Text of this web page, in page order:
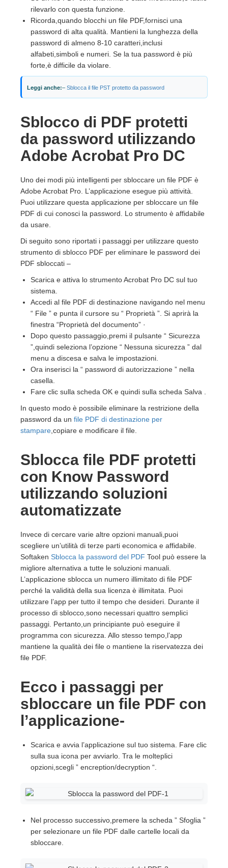
rilevarlo con questa funzione.
Ricorda,quando blocchi un file PDF,fornisci una
password di alta qualità. Mantieni la lunghezza della
password di almeno 8-10 caratteri,inclusi
alfabeti,simboli e numeri. Se la tua password è più
forte,è difficile da violare.
Leggi anche:– Sblocca il file PST protetto da password
Sblocco di PDF protetti
da password utilizzando
Adobe Acrobat Pro DC
Uno dei modi più intelligenti per sbloccare un file PDF è
Adobe Acrobat Pro. L’applicazione esegue più attività.
Puoi utilizzare questa applicazione per sbloccare un file
PDF di cui conosci la password. Lo strumento è affidabile
da usare.
Di seguito sono riportati i passaggi per utilizzare questo
strumento di sblocco PDF per eliminare le password dei
PDF sbloccati –
Scarica e attiva lo strumento Acrobat Pro DC sul tuo
sistema.
Accedi al file PDF di destinazione navigando nel menu
“ File ” e punta il cursore su “ Proprietà ”. Si aprirà la
finestra “Proprietà del documento” ·
Dopo questo passaggio,premi il pulsante “ Sicurezza
”,quindi seleziona l’opzione “ Nessuna sicurezza ” dal
menu a discesa e salva le impostazioni.
Ora inserisci la “ password di autorizzazione ” nella
casella.
Fare clic sulla scheda OK e quindi sulla scheda Salva .
In questo modo è possibile eliminare la restrizione della
password da un file PDF di destinazione per
stampare ,copiare e modificare il file.
Sblocca file PDF protetti
con Know Password
utilizzando soluzioni
automatizzate
Invece di cercare varie altre opzioni manuali,puoi
scegliere un’utilità di terze parti economica e affidabile.
Softaken Sblocca la password del PDF Tool può essere la
migliore alternativa a tutte le soluzioni manuali.
L’applicazione sblocca un numero illimitato di file PDF
perché la validità della sua licenza è illimitata. Puoi
utilizzare l’app per tutto il tempo che desideri. Durante il
processo di sblocco,sono necessari quattro semplici
passaggi. Pertanto,un principiante può eseguire il
programma con sicurezza. Allo stesso tempo,l’app
mantiene la qualità dei file o mantiene la riservatezza dei
file PDF.
Ecco i passaggi per
sbloccare un file PDF con
l’applicazione-
Scarica e avvia l’applicazione sul tuo sistema. Fare clic
sulla sua icona per avviarlo. Tra le molteplici
opzioni,scegli ” encreption/decryption “.
Nel processo successivo,premere la scheda ” Sfoglia ”
per selezionare un file PDF dalle cartelle locali da
sbloccare.